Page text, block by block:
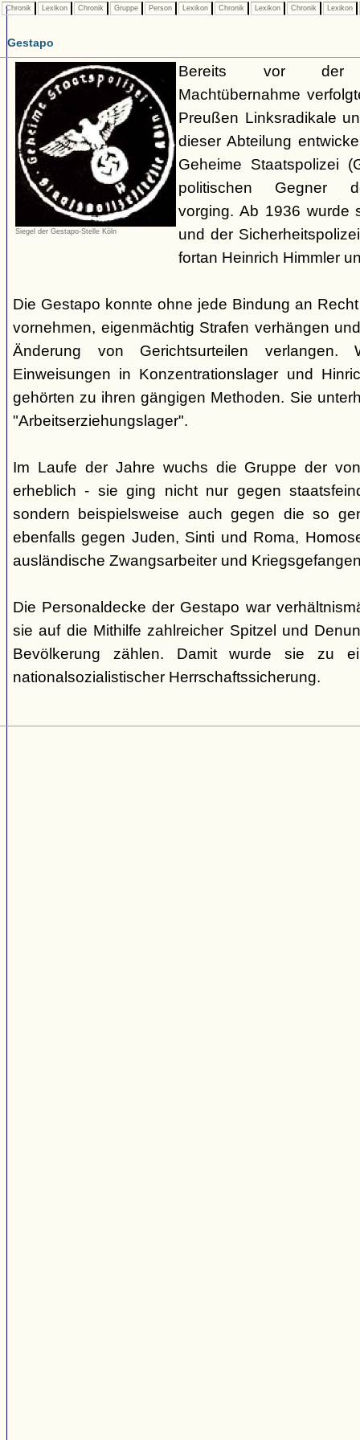
Chronik Lexikon Chronik Gruppe Person Lexikon Chronik Lexikon Chronik Lexikon
Gestapo
Siegel der Gestapo-Stelle Köln
Bereits vor der
Machtübernahme
Preußen Linksradikale
dieser Abteilung
Geheime Staatspolizei
politischen Gegner
vorging. Ab 1936 wurde
und der
fortan Heinrich Himmler
Die Gestapo konnte ohne jede Bindung an
vornehmen, eigenmächtig Strafen verhängen
Änderung von Gerichtsurteilen verlangen.
Einweisungen in Konzentrationslager und
gehörten zu ihren gängigen Methoden. Sie
"Arbeitserziehungslager".
Im Laufe der Jahre wuchs die Gruppe der
erheblich - sie ging nicht nur gegen
sondern beispielsweise auch gegen die so
ebenfalls gegen Juden, Sinti und Roma,
ausländische Zwangsarbeiter und
Die Personaldecke der Gestapo war
sie auf die Mithilfe zahlreicher Spitzel und
Bevölkerung zählen. Damit wurde sie zu
nationalsozialistischer Herrschaftssicherung.